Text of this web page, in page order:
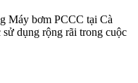
Máy bơm PCCC tại Cà
dụng rộng rãi trong cuộc